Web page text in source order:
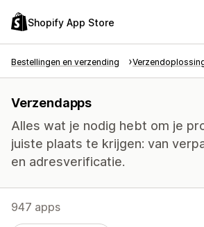
Shopify App Store
Bestellingen en verzending
Verzendapps
Alles wat je nodig hebt om je
juiste plaats te krijgen: van
en adresverificatie.
947 apps